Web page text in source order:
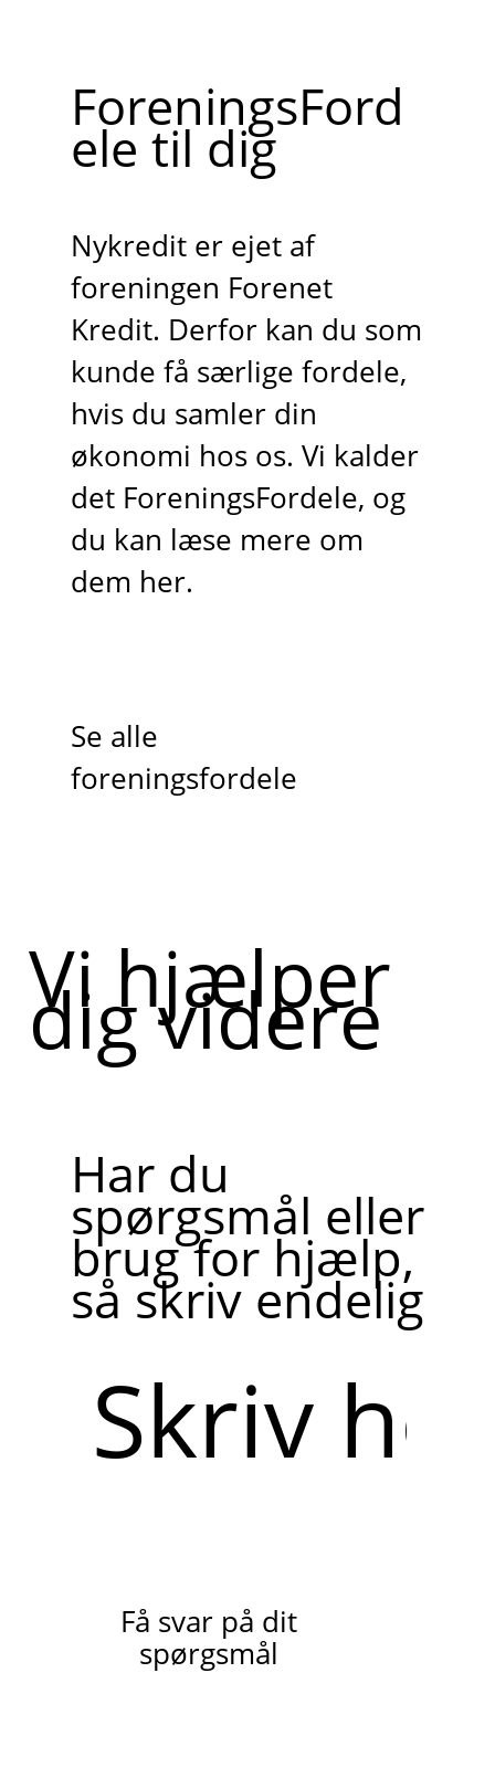
ForeningsFord
ele til dig
Nykredit er ejet af
foreningen Forenet
Kredit. Derfor kan du som
kunde få særlige fordele,
hvis du samler din
økonomi hos os. Vi kalder
det ForeningsFordele, og
du kan læse mere om
dem her.
Se alle
foreningsfordele
Vi hjælper
dig videre
Har du
spørgsmål eller
brug for hjælp,
så skriv endelig
her
Få svar på dit
spørgsmål